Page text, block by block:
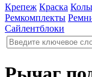
Крепеж Краска
Ремкомплекты
Сайлентблоки